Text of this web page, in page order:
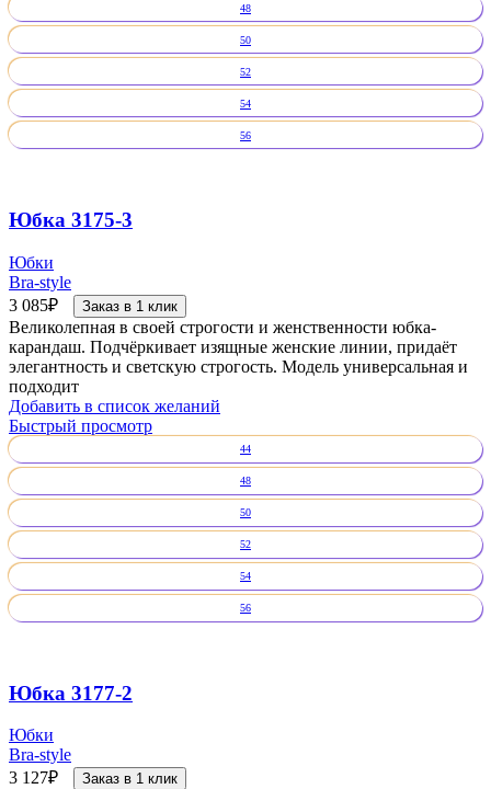
48
50
52
54
56
Юбка 3175-3
Юбки
Bra-style
3 085₽ Заказ в 1 клик
Великолепная в своей строгости и женственности юбка-
карандаш. Подчёркивает изящные женские линии, придаёт
элегантность и светскую строгость. Модель универсальная и
подходит
Добавить в список желаний
Быстрый просмотр
44
48
50
52
54
56
Юбка 3177-2
Юбки
Bra-style
3 127₽ Заказ в 1 клик